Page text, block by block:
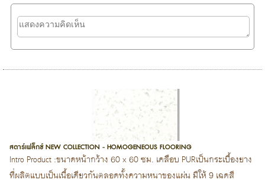
สตาร์เฟล็กซ์ NEW COLLECTION - HOMOGENEOUS FLOORING
Intro Product :ขนาดหน้ากว้าง 60 x 60 ซม. เคลือบ PURเป็นกระเบื้องยาง
ที่ผลิตแบบเป็นเนื้อเดียวกันตลอดทั้งความหนาของแผ่น มีให้ 9 เฉดสี